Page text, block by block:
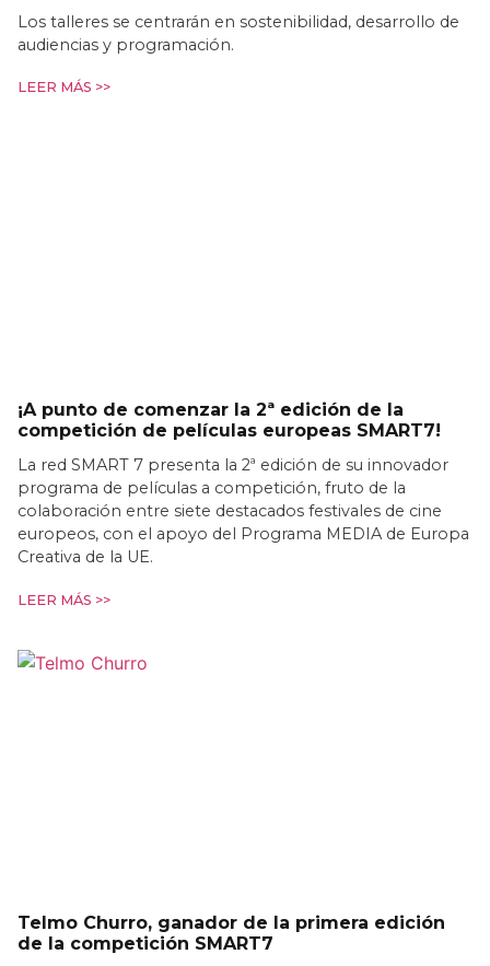
Los talleres se centrarán en sostenibilidad, desarrollo de
audiencias y programación.
LEER MÁS >>
¡A punto de comenzar la 2ª edición de la
competición de películas europeas SMART7!
La red SMART 7 presenta la 2ª edición de su innovador
programa de películas a competición, fruto de la
colaboración entre siete destacados festivales de cine
europeos, con el apoyo del Programa MEDIA de Europa
Creativa de la UE.
LEER MÁS >>
Telmo Churro, ganador de la primera edición
de la competición SMART7